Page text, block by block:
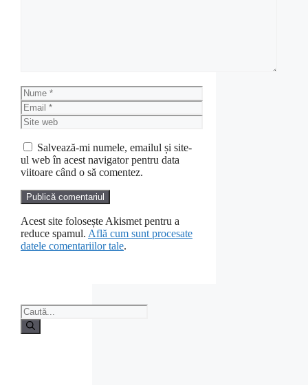
Nume
Email
Site
web
Salvează-mi numele, emailul și site-
ul web în acest navigator pentru data
viitoare când o să comentez.
Acest site folosește Akismet pentru a
reduce spamul. Află cum sunt procesate
datele comentariilor tale.
Caută
după: